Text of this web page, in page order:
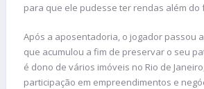
para que ele pudesse ter rendas além do
Após a aposentadoria, o jogador passou
que acumulou a fim de preservar o seu
é dono de vários imóveis no Rio de
participação em empreendimentos e